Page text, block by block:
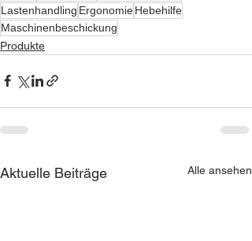
Lastenhandling ErgonomieHebehilfe
Maschinenbeschickung
Produkte
Aktuelle Beiträge Alle ansehen